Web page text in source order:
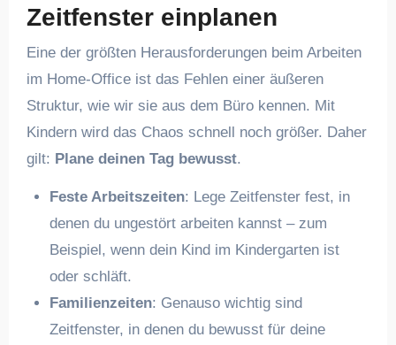
Zeitfenster einplanen
Eine der größten Herausforderungen beim Arbeiten
im Home-Office ist das Fehlen einer äußeren
Struktur, wie wir sie aus dem Büro kennen. Mit
Kindern wird das Chaos schnell noch größer. Daher
gilt: Plane deinen Tag bewusst.
Feste Arbeitszeiten: Lege Zeitfenster fest, in
denen du ungestört arbeiten kannst – zum
Beispiel, wenn dein Kind im Kindergarten ist
oder schläft.
Familienzeiten: Genauso wichtig sind
Zeitfenster, in denen du bewusst für deine